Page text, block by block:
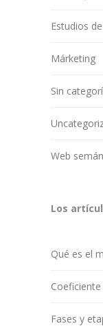
Estudios
Márketing
Sin
Web
Los
Qué es el
Fases y